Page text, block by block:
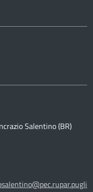
Salentino (BR)